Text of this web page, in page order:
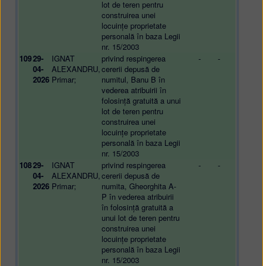
lot de teren pentru
construirea unei
locuințe proprietate
personală în baza Legii
nr. 15/2003
10929-
04-
2026
IGNAT
ALEXANDRU,
Primar;
privind respingerea
cererii depusă de
numitul, Banu B în
vederea atribuirii în
folosință gratuită a unui
lot de teren pentru
construirea unei
locuințe proprietate
personală în baza Legii
nr. 15/2003
- -
10829-
04-
2026
IGNAT
ALEXANDRU,
Primar;
privind respingerea
cererii depusă de
numita, Gheorghita A-
P în vederea atribuirii
în folosință gratuită a
unui lot de teren pentru
construirea unei
locuințe proprietate
personală în baza Legii
nr. 15/2003
- -